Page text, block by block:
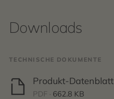
Downloads
TECHNISCHE DOKUMENTE
Produkt-Datenblatt
PDF · 662.8 KB